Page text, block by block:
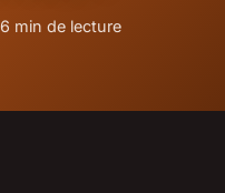
6 min de lecture